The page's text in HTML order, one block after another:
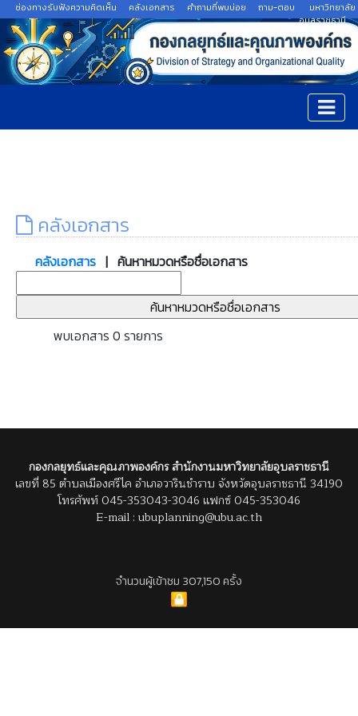
ช่องทางรับฟังความคิดเห็น คลังเอกสาร คำถามที่พบบ่อย ถาม-ตอบ
มหาวิทยาลัย
อุบลราชธานี
คลังเอกสาร
คลังเอกสาร | ค้นหาหมวดหรือชื่อเอกสาร
พบเอกสาร 0 รายการ
กองกลยุทธ์และคุณภาพองค์กร สำนักงานมหาวิทยาลัยอุบลราชธานี
เลขที่ 85 ตำบลเมืองศรีไค อำเภอวารินชำราบ จังหวัดอุบลราชธานี 34190
โทรศัพท์ 045-353043-3046 แฟกซ์ 045-353046
E-mail : ubuplanning@ubu.ac.th
จำนวนผู้เข้าชม 307,150 ครั้ง